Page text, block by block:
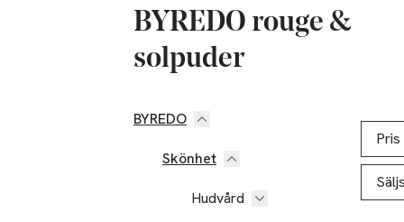
BYREDO rouge &
solpuder
Hoppa till produktsidan
BYREDO
Skönhet
Hudvård
Pris
Lista